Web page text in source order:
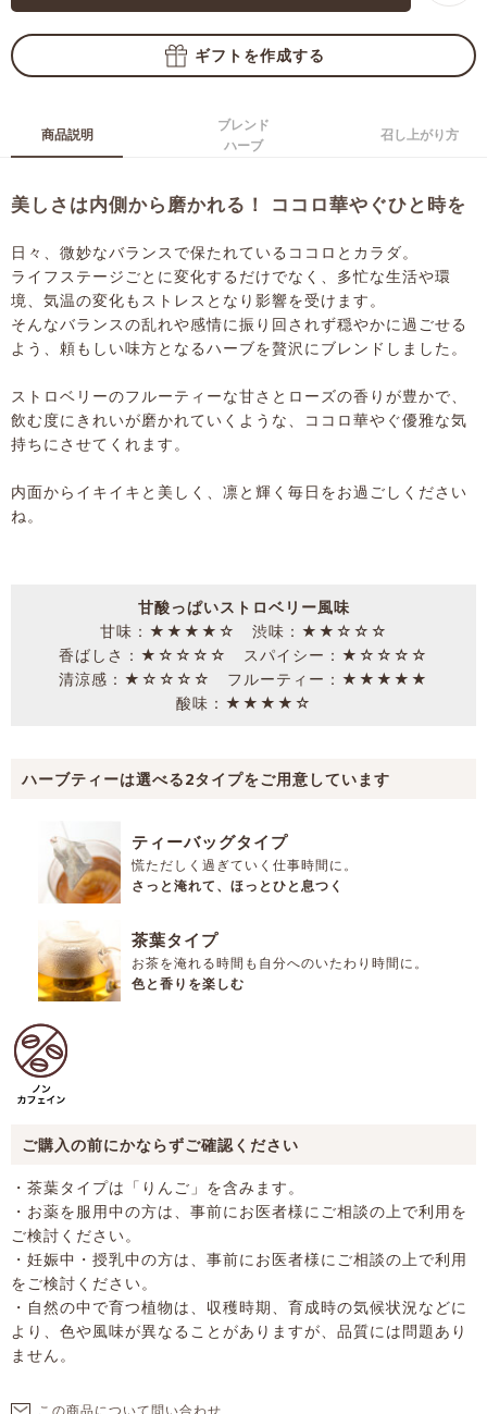
この商品について問い合わせ
商品説明
ブレンド
ハーブ
召し上がり方
美しさは内側から磨かれる！ ココロ華やぐひと時を
日々、微妙なバランスで保たれているココロとカラダ。
ライフステージごとに変化するだけでなく、多忙な生活や環
境、気温の変化もストレスとなり影響を受けます。
そんなバランスの乱れや感情に振り回されず穏やかに過ごせる
よう、頼もしい味方となるハーブを贅沢にブレンドしました。
ストロベリーのフルーティーな甘さとローズの香りが豊かで、
飲む度にきれいが磨かれていくような、ココロ華やぐ優雅な気
持ちにさせてくれます。
内面からイキイキと美しく、凛と輝く毎日をお過ごしください
ね。
甘酸っぱいストロベリー風味
甘味：★★★★☆ 渋味：★★☆☆☆
香ばしさ：★☆☆☆☆ スパイシー：★☆☆☆☆
清涼感：★☆☆☆☆ フルーティー：★★★★★
酸味：★★★★☆
ハーブティーは選べる2タイプをご用意しています
ティーバッグタイプ
慌ただしく過ぎていく仕事時間に。
さっと淹れて、ほっとひと息つく
茶葉タイプ
お茶を淹れる時間も自分へのいたわり時間に。
色と香りを楽しむ
ご購入の前にかならずご確認ください
・茶葉タイプは「りんご」を含みます。
・お薬を服用中の方は、事前にお医者様にご相談の上で利用を
ご検討ください。
・妊娠中・授乳中の方は、事前にお医者様にご相談の上で利用
をご検討ください。
・自然の中で育つ植物は、収穫時期、育成時の気候状況などに
より、色や風味が異なることがありますが、品質には問題あり
ません。